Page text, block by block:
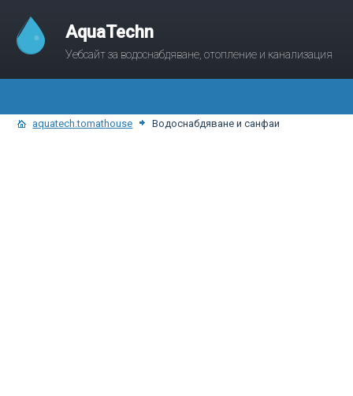
AquaTechn
Уебсайт за водоснабдяване, отопление и канализация
aquatech.tomathouse Водоснабдяване и санфаи